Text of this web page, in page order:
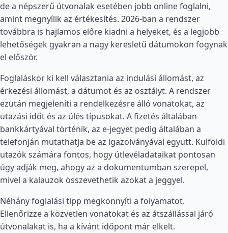
de a népszerű útvonalak esetében jobb online foglalni,
amint megnyílik az értékesítés. 2026-ban a rendszer
továbbra is hajlamos előre kiadni a helyeket, és a legjobb
lehetőségek gyakran a nagy keresletű dátumokon fogynak
el először.
Foglaláskor ki kell választania az indulási állomást, az
érkezési állomást, a dátumot és az osztályt. A rendszer
ezután megjeleníti a rendelkezésre álló vonatokat, az
utazási időt és az ülés típusokat. A fizetés általában
bankkártyával történik, az e-jegyet pedig általában a
telefonján mutathatja be az igazolványával együtt. Külföldi
utazók számára fontos, hogy útlevéladataikat pontosan
úgy adják meg, ahogy az a dokumentumban szerepel,
mivel a kalauzok összevethetik azokat a jeggyel.
Néhány foglalási tipp megkönnyíti a folyamatot.
Ellenőrizze a közvetlen vonatokat és az átszállással járó
útvonalakat is, ha a kívánt időpont már elkelt.